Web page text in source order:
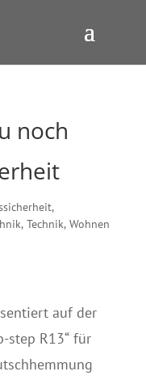
noch
,
, Technik, Wohnen
auf der
step R13“ für